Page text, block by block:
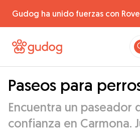
Gudog ha unido fuerzas con
Paseos para
Encuentra un paseador
confianza en Carmona.